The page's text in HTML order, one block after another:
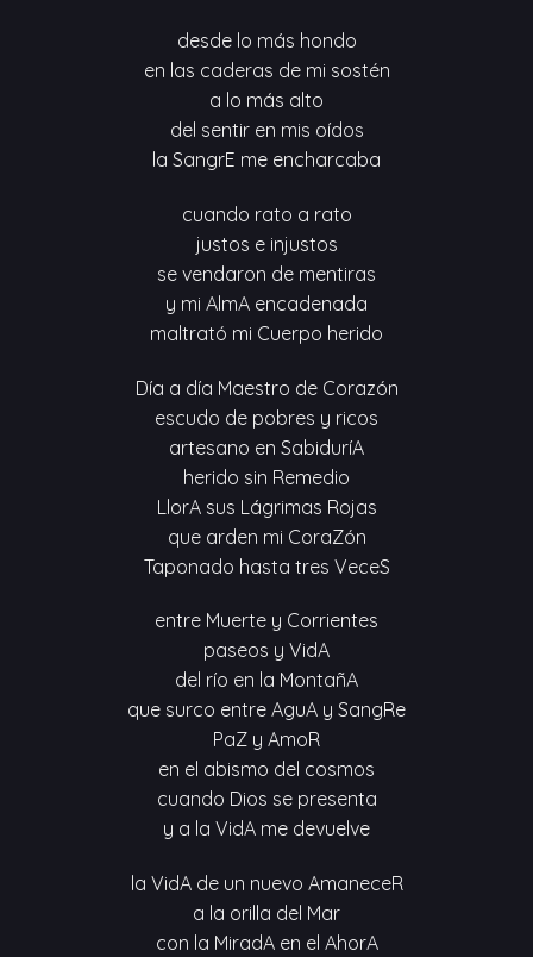
desde lo más hondo
en las caderas de mi sostén
a lo más alto
del sentir en mis oídos
la SangrE me encharcaba
cuando rato a rato
justos e injustos
se vendaron de mentiras
y mi AlmA encadenada
maltrató mi Cuerpo herido
Día a día Maestro de Corazón
escudo de pobres y ricos
artesano en SabiduríA
herido sin Remedio
LlorA sus Lágrimas Rojas
que arden mi CoraZón
Taponado hasta tres VeceS
entre Muerte y Corrientes
paseos y VidA
del río en la MontañA
que surco entre AguA y SangRe
PaZ y AmoR
en el abismo del cosmos
cuando Dios se presenta
y a la VidA me devuelve
la VidA de un nuevo AmaneceR
a la orilla del Mar
con la MiradA en el AhorA